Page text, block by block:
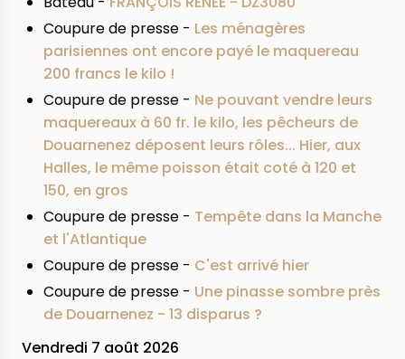
Coupure de presse - Les ménagères
parisiennes ont encore payé le maquereau
200 francs le kilo !
Coupure de presse - Ne pouvant vendre leurs
maquereaux à 60 fr. le kilo, les pêcheurs de
Douarnenez déposent leurs rôles... Hier, aux
Halles, le même poisson était coté à 120 et
150, en gros
Coupure de presse - Tempête dans la Manche
et l'Atlantique
Coupure de presse - C'est arrivé hier
Coupure de presse - Une pinasse sombre près
de Douarnenez - 13 disparus ?
Vendredi 7 août 2026